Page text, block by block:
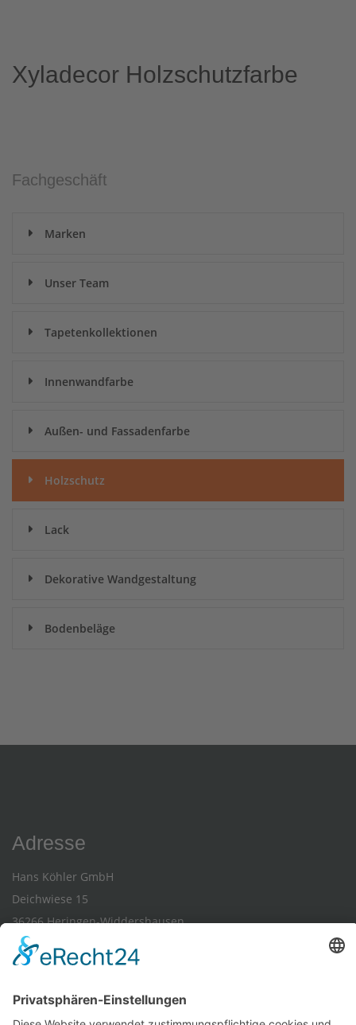
Xyladecor Holzschutzfarbe
Fachgeschäft
Marken
Unser Team
Tapetenkollektionen
Innenwandfarbe
Außen- und Fassadenfarbe
Holzschutz
Lack
Dekorative Wandgestaltung
Bodenbeläge
Adresse
Hans Köhler GmbH
Deichwiese 15
36266 Heringen-Widdershausen
Kommunikation